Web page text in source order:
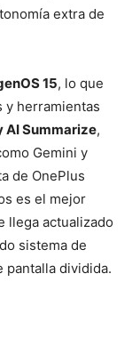
extra de
15, lo que
y herramientas
AI Summarize,
Gemini y
de OnePlus
es el mejor
llega actualizado
sistema de
pantalla dividida.